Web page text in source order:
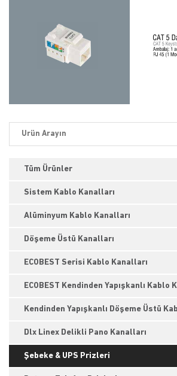
Tüm Ürünler
Sistem Kablo Kanalları
Alüminyum Kablo Kanalları
Döşeme Üstü Kanalları
ECOBEST Serisi Kablo Kanalları
ECOBEST Kendinden Yapışkanlı Kablo
Kendinden Yapışkanlı Döşeme Üstü
Dlx Linex Delikli Pano Kanalları
Şebeke & UPS Prizleri